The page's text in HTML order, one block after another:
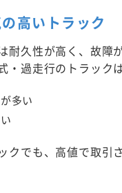
高いトラック
耐久性が高く、故障
・過走行のトラック
多い
クでも、高値で取引